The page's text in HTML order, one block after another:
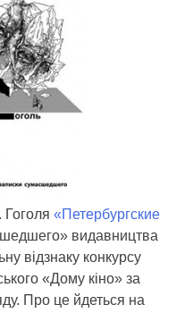
«Петербургские
видавництва
відзнаку конкурсу
«Дому кіно» за
Про це йдеться на